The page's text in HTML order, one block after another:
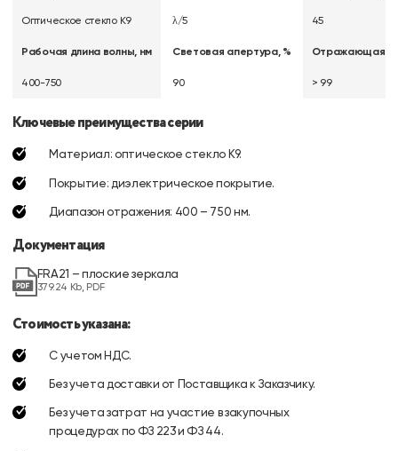
Оптическое стекло K9
Рабочая длина волны, нм
400-750
λ/5
Световая апертура, %
90
45
Отражающая
> 99
Ключевые преимущества серии
Материал: оптическое стекло K9.
Покрытие: диэлектрическое покрытие.
Диапазон отражения: 400 – 750 нм.
Документация
FRA21 – плоские зеркала
379.24 Kb, PDF
Стоимость указана:
С учетом НДС.
Без учета доставки от Поставщика к Заказчику.
Без учета затрат на участие в закупочных
процедурах по ФЗ 223 и ФЗ 44.